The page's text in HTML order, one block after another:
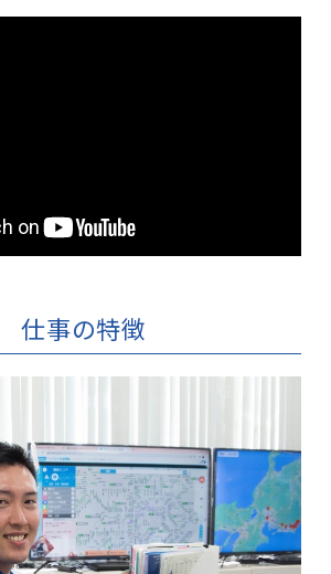
仕事の特徴